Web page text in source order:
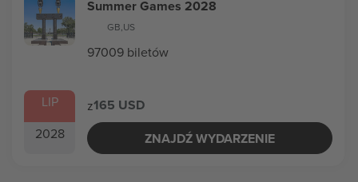
LIP
2028
Summer Games 2028
GB,US
97009 biletów
z165 USD
ZNAJDŹ WYDARZENIE